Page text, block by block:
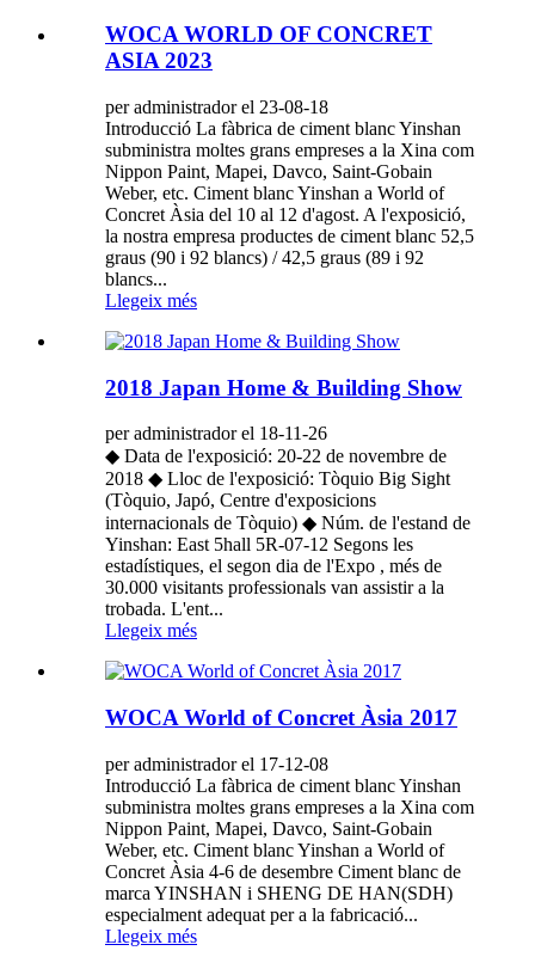
WOCA WORLD OF CONCRET
ASIA 2023
per administrador el 23-08-18
Introducció La fàbrica de ciment blanc Yinshan
subministra moltes grans empreses a la Xina com
Nippon Paint, Mapei, Davco, Saint-Gobain
Weber, etc. Ciment blanc Yinshan a World of
Concret Àsia del 10 al 12 d'agost. A l'exposició,
la nostra empresa productes de ciment blanc 52,5
graus (90 i 92 blancs) / 42,5 graus (89 i 92
blancs...
Llegeix més
2018 Japan Home & Building Show
per administrador el 18-11-26
◆ Data de l'exposició: 20-22 de novembre de
2018 ◆ Lloc de l'exposició: Tòquio Big Sight
(Tòquio, Japó, Centre d'exposicions
internacionals de Tòquio) ◆ Núm. de l'estand de
Yinshan: East 5hall 5R-07-12 Segons les
estadístiques, el segon dia de l'Expo , més de
30.000 visitants professionals van assistir a la
trobada. L'ent...
Llegeix més
WOCA World of Concret Àsia 2017
per administrador el 17-12-08
Introducció La fàbrica de ciment blanc Yinshan
subministra moltes grans empreses a la Xina com
Nippon Paint, Mapei, Davco, Saint-Gobain
Weber, etc. Ciment blanc Yinshan a World of
Concret Àsia 4-6 de desembre Ciment blanc de
marca YINSHAN i SHENG DE HAN(SDH)
especialment adequat per a la fabricació...
Llegeix més